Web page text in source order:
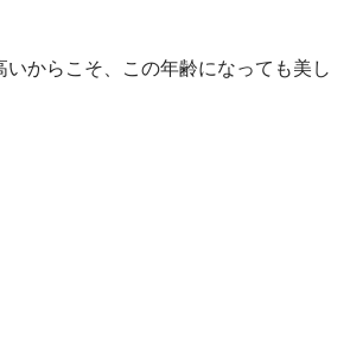
いからこそ、この年齢になっても美し